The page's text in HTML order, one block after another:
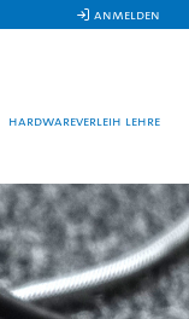
 Anmelden
Hardwareverleih Lehre